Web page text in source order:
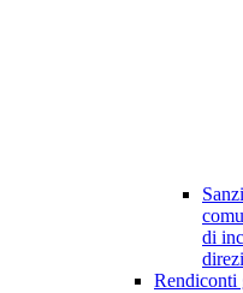
di
Rendiconti